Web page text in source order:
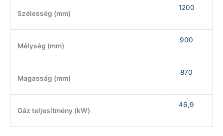
Szélesség (mm)
1200
Mélység (mm)
900
Magasság (mm)
870
Gáz teljesítmény (kW)
46,9